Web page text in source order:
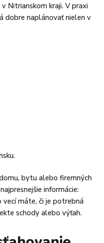
Nitrianskom kraji. V praxi
dobre naplánovať nielen v
bytu alebo firemných
informácie:
vecí máte, či je potrebná
schody alebo výťah.